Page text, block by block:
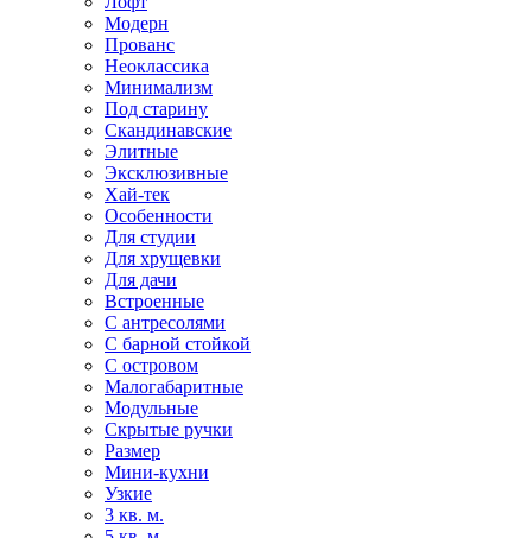
Модерн
Прованс
Неоклассика
Минимализм
Под старину
Скандинавские
Элитные
Эксклюзивные
Хай-тек
Особенности
Для студии
Для хрущевки
Для дачи
Встроенные
С антресолями
С барной стойкой
С островом
Малогабаритные
Модульные
Скрытые ручки
Размер
Мини-кухни
Узкие
3 кв. м.